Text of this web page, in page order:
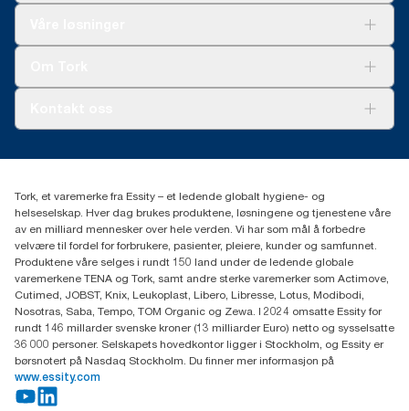
(+47) 22 70 62 00
Fredrik Selmers vei 6
0603 OSLO
Tork, et varemerke fra Essity – et ledende globalt hygiene- og
helseselskap. Hver dag brukes produktene, løsningene og tjenestene våre
av en milliard mennesker over hele verden. Vi har som mål å forbedre
velvære til fordel for forbrukere, pasienter, pleiere, kunder og samfunnet.
Produktene våre selges i rundt 150 land under de ledende globale
varemerkene TENA og Tork, samt andre sterke varemerker som Actimove,
Cutimed, JOBST, Knix, Leukoplast, Libero, Libresse, Lotus, Modibodi,
Nosotras, Saba, Tempo, TOM Organic og Zewa. I 2024 omsatte Essity for
rundt 146 millarder svenske kroner (13 milliarder Euro) netto og sysselsatte
36 000 personer. Selskapets hovedkontor ligger i Stockholm, og Essity er
børsnotert på Nasdaq Stockholm. Du finner mer informasjon på
www.essity.com